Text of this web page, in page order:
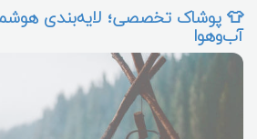
👕 پوشاک تخصصی؛ لایه‌بندی
آب‌وهوا